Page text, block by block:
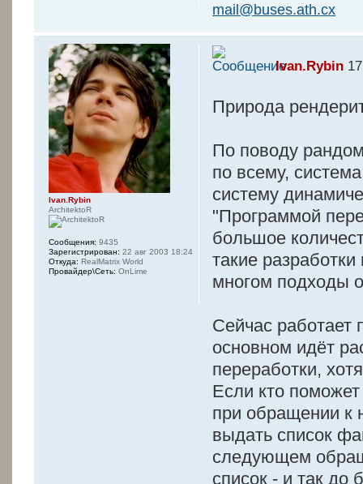
mail@buses.ath.cx
Ivan.Rybin
Природа
По поводу
по всему,
систему
"Программой
большое
такие
многом подходы
Сейчас работает
основном идёт
переработки,
Если кто поможет
при обращении к
выдать список
следующем
список - и так до
Ivan.Rybin
ArchitektoR
Сообщения: 9435
Зарегистрирован: 22 авг 2003 18:24
Откуда: RealMatrix World
Провайдер\Сеть: OnLime